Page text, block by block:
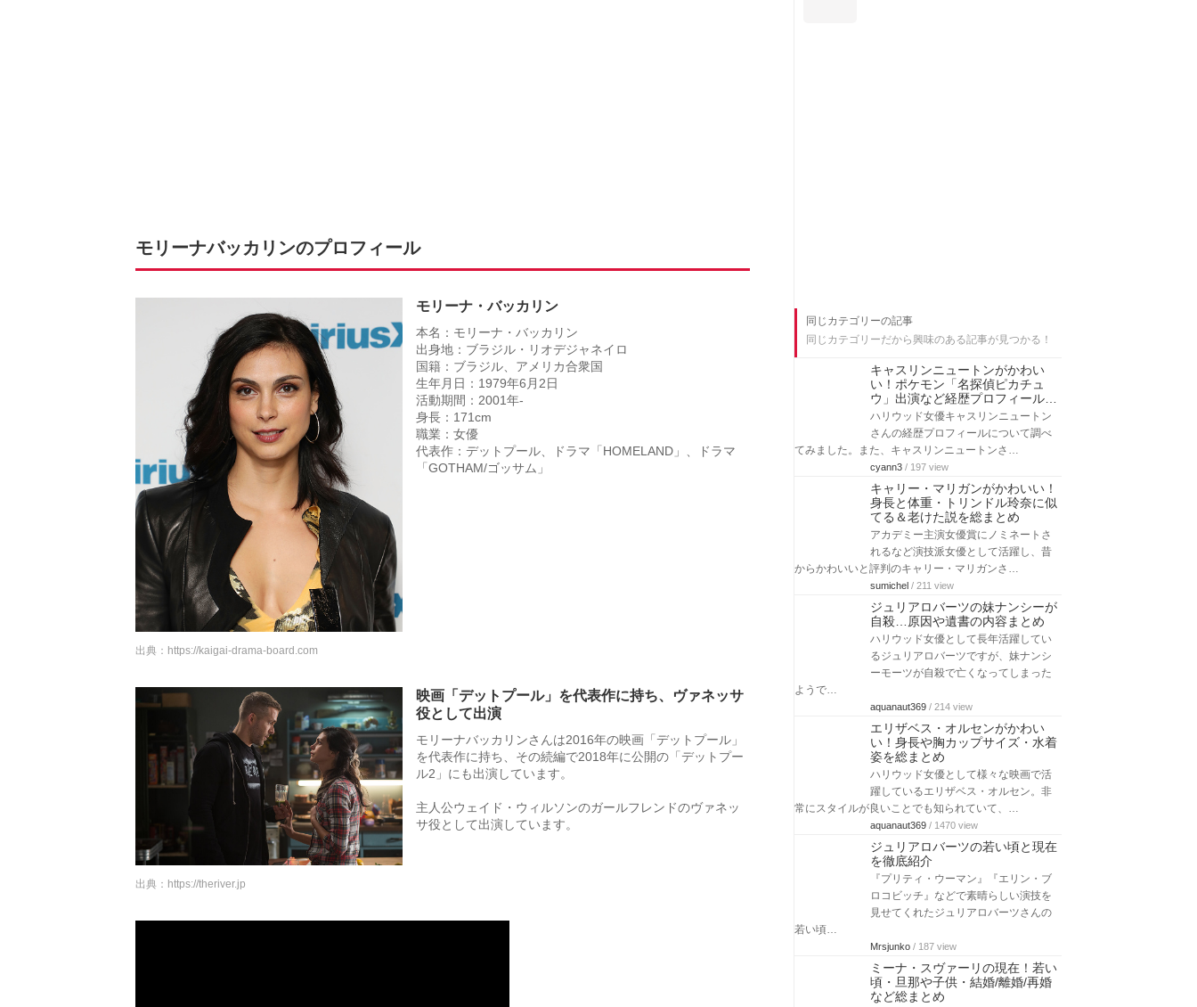
モリーナバッカリンのプロフィール
モリーナ・バッカリン
本名：モリーナ・バッカリン
出身地：ブラジル・リオデジャネイロ
国籍：ブラジル、アメリカ合衆国
生年月日：1979年6月2日
活動期間：2001年-
身長：171cm
職業：女優
代表作：デットプール、ドラマ「HOMELAND」、ドラマ
「GOTHAM/ゴッサム」
出典： https://kaigai-drama-board.com
映画「デットプール」を代表作に持ち、ヴァネッサ
役として出演
モリーナバッカリンさんは2016年の映画「デットプール」
を代表作に持ち、その続編で2018年に公開の「デットプー
ル2」にも出演しています。
主人公ウェイド・ウィルソンのガールフレンドのヴァネッ
サ役として出演しています。
出典： https://theriver.jp
同じカテゴリーの記事
同じカテゴリーだから興味のある記事が見つかる！
キャスリンニュートンがかわい
い！ポケモン「名探偵ピカチュ
ウ」出演など経歴プロフィール…
ハリウッド女優キャスリンニュートン
さんの経歴プロフィールについて調べ
てみました。また、キャスリンニュートンさ…
cyann3 / 197 view
キャリー・マリガンがかわいい！
身長と体重・トリンドル玲奈に似
てる＆老けた説を総まとめ
アカデミー主演女優賞にノミネートさ
れるなど演技派女優として活躍し、昔
からかわいいと評判のキャリー・マリガンさ…
sumichel / 211 view
ジュリアロバーツの妹ナンシーが
自殺…原因や遺書の内容まとめ
ハリウッド女優として長年活躍してい
るジュリアロバーツですが、妹ナンシ
ーモーツが自殺で亡くなってしまった
ようで…
aquanaut369 / 214 view
エリザベス・オルセンがかわい
い！身長や胸カップサイズ・水着
姿を総まとめ
ハリウッド女優として様々な映画で活
躍しているエリザベス・オルセン。非
常にスタイルが良いことでも知られていて、…
aquanaut369 / 1470 view
ジュリアロバーツの若い頃と現在
を徹底紹介
『プリティ・ウーマン』『エリン・ブ
ロコビッチ』などで素晴らしい演技を
見せてくれたジュリアロバーツさんの
若い頃…
Mrsjunko / 187 view
ミーナ・スヴァーリの現在！若い
頃・旦那や子供・結婚/離婚/再婚
など総まとめ